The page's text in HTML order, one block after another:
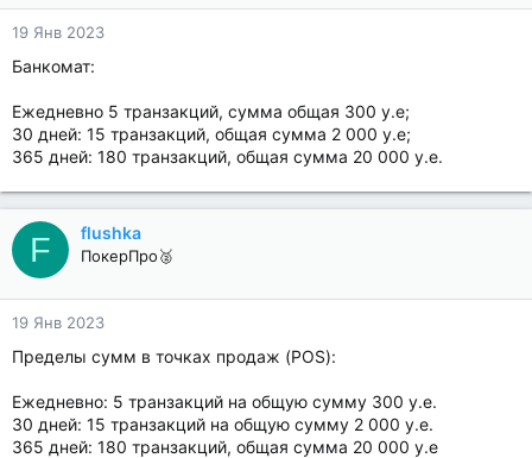
19 Янв 2023
Банкомат:
Ежедневно 5 транзакций, сумма общая 300 у.е;
30 дней: 15 транзакций, общая сумма 2 000 у.е;
365 дней: 180 транзакций, общая сумма 20 000 у.е.
F flushka
ПокерПро🥈
19 Янв 2023
Пределы сумм в точках продаж (POS):
Ежедневно: 5 транзакций на общую сумму 300 у.е.
30 дней: 15 транзакций на общую сумму 2 000 у.е.
365 дней: 180 транзакций, общая сумма 20 000 у.е